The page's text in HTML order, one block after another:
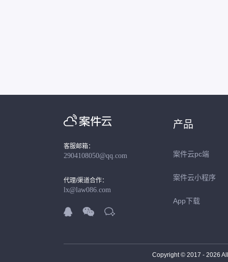
客服邮箱：
2904108050@qq.com
代理/渠道合作：
lx@law086.com
  
产品
案件云pc端
案件云小程序
App下载
Copyright © 2017 - 2026